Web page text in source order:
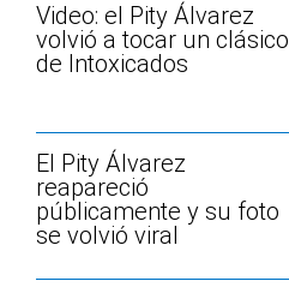
Video: el Pity Álvarez
volvió a tocar un clásico
de Intoxicados
El Pity Álvarez
reapareció
públicamente y su foto
se volvió viral